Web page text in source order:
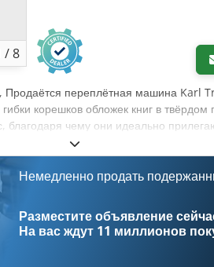
/8
, Продаётся переплётная машина Karl
корешков обложек книг в твёрдом
чему они идеально
валками, что
конструкция обеспечивает
Karl Tränklein Тип: Case
около 600 мм Регулировка прижима
стол Состояние: б/у Применение:
типографии, полиграфические
Немедленно продать
Разместите объявление
На вас ждут 11 миллионов